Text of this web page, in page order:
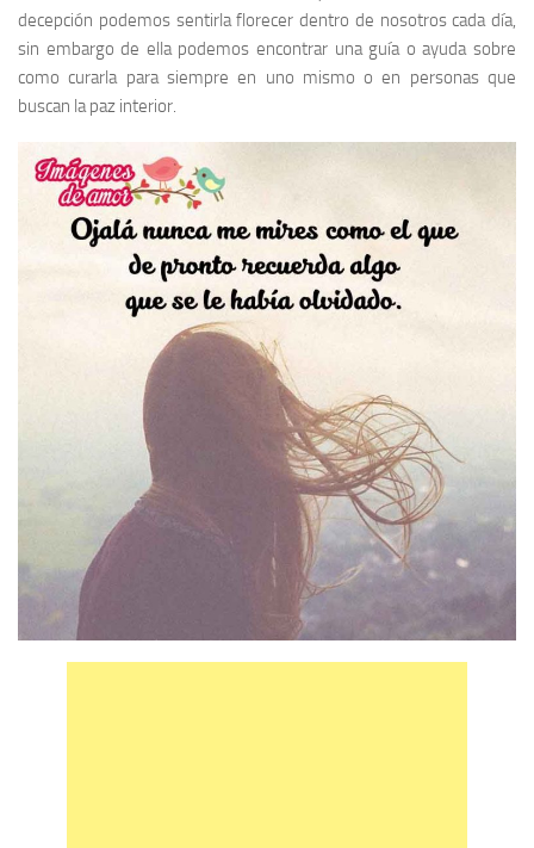
decepción podemos sentirla florecer dentro de nosotros cada día,
sin embargo de ella podemos encontrar una guía o ayuda sobre
como curarla para siempre en uno mismo o en personas que
buscan la paz interior.